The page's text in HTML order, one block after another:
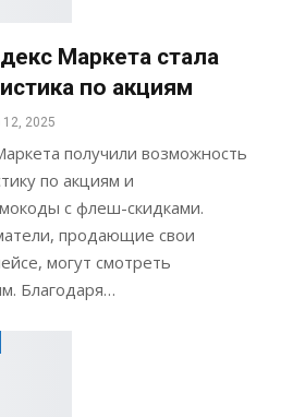
Маркета стала
по акциям
2025
получили возможность
по акциям и
с флеш-скидками.
продающие свои
могут смотреть
Благодаря…